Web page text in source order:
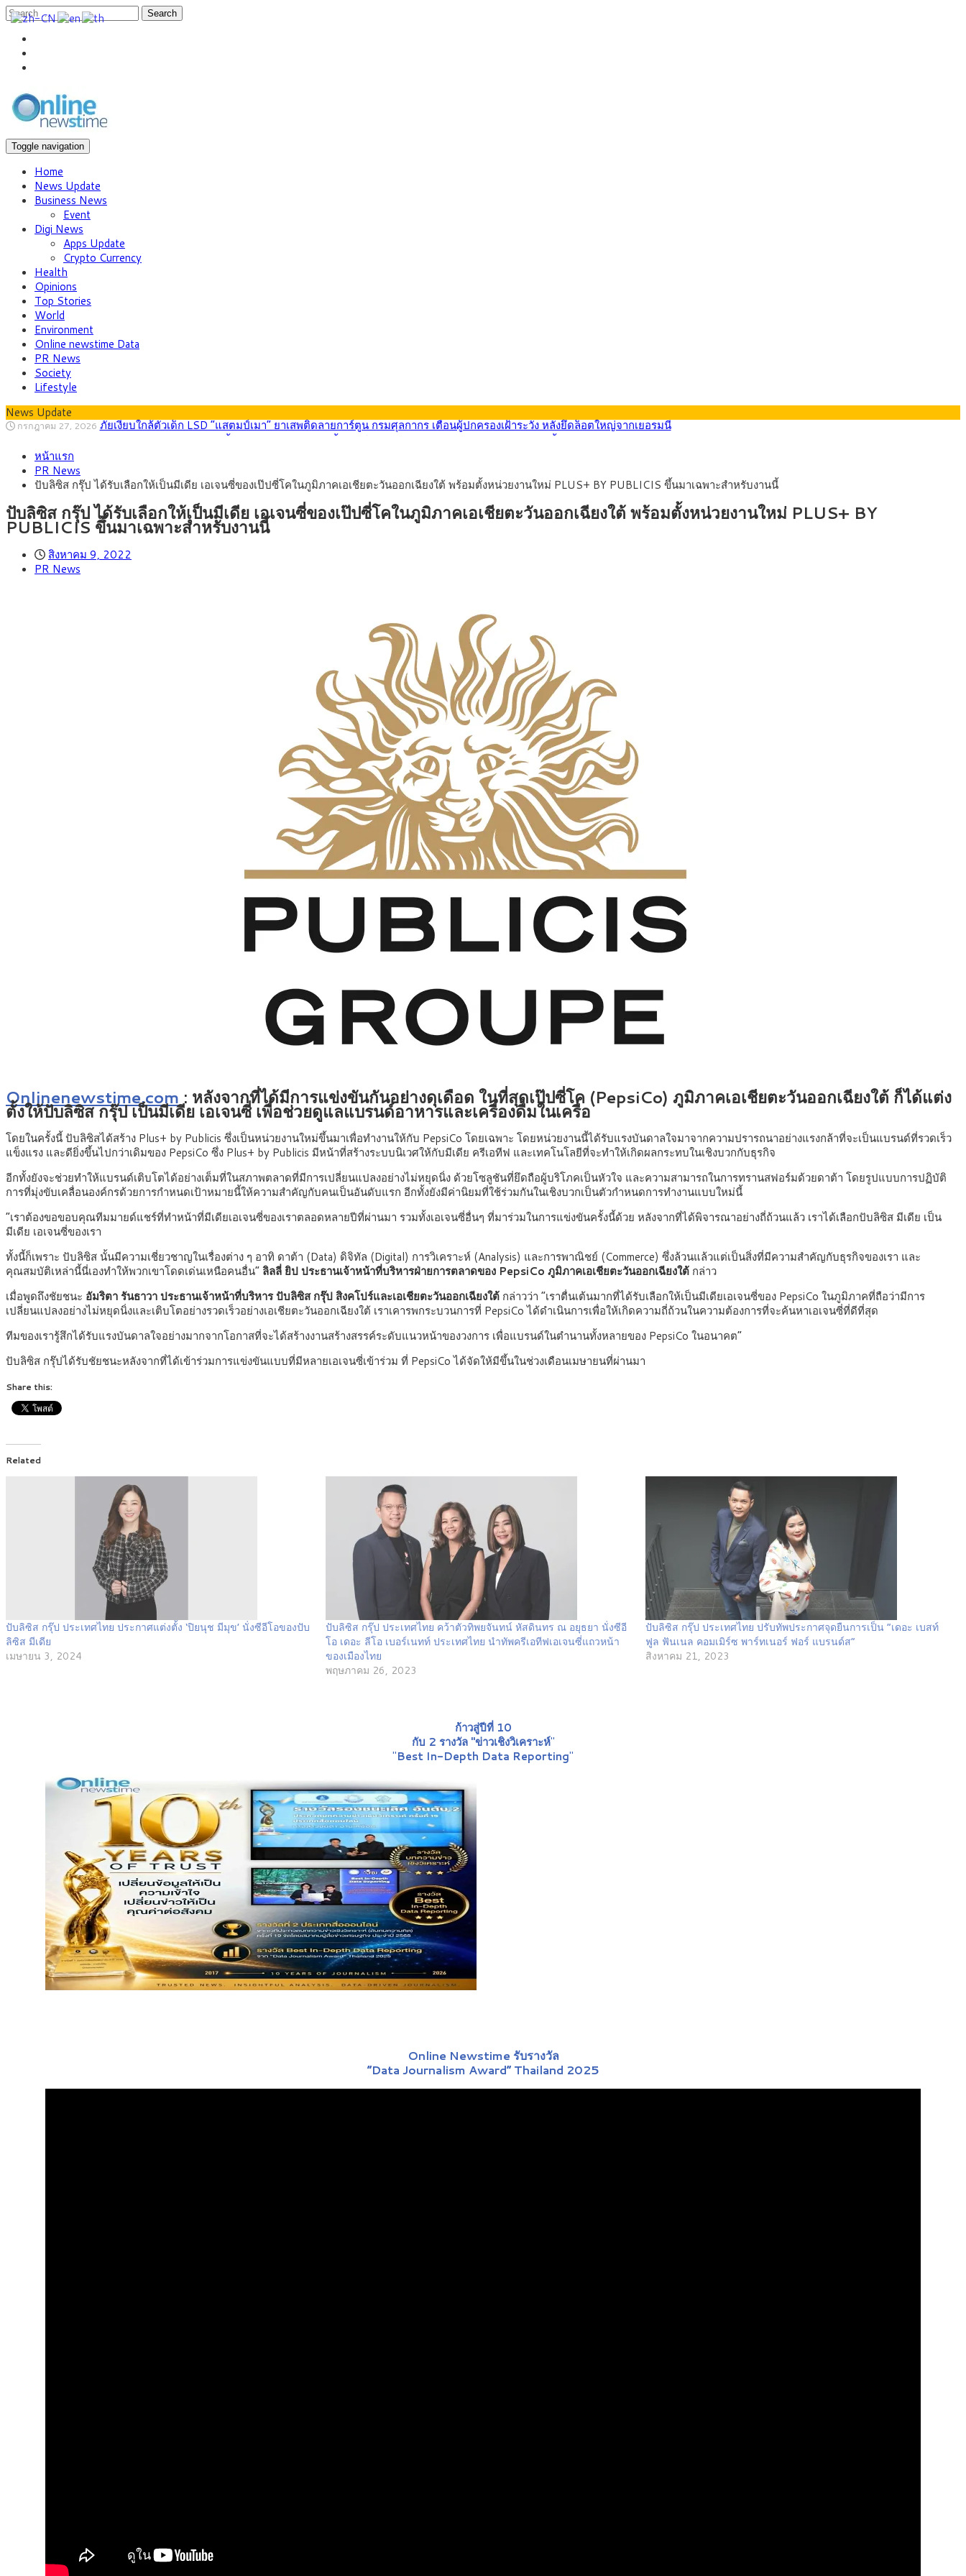
Search
Toggle navigation
Home
News Update
Business News
Event
Digi News
Apps Update
Crypto Currency
Health
Opinions
Top Stories
World
Environment
Online newstime Data
PR News
Society
Lifestyle
News Update
กรกฎาคม 27, 2026 กรุงศรี คาดเงินบาทสัปดาห์นี้ (27–31 ก.ค. 2569) ซื้อขายในกรอบ 33.40-34.00 มองเฟดคงดอกเบี้ย
สิงหาคม 4, 2026
สิงหาคม 3, 2026 กรุงศรี คาดเงินบาทสัปดาห์นี้ซื้อขายในกรอบ 33.00-33.60 ติดตามข้อมูลจ้างงานสหรัฐฯ
สิงหาคม 1, 2026 “เอกนิติ” เปิดเครื่องยนต์เศรษฐกิจใหม่ของไทย เดินหน้า 5 ยุทธศาสตร์ รื้อโครงสร้างเศรษฐกิจ ดันไทยโตเต็มศักยภาพ
กรกฎาคม 27, 2026 ภัยเงียบใกล้ตัวเด็ก LSD “แสตมป์เมา” ยาเสพติดลายการ์ตูน กรมศุลกากร เตือนผู้ปกครองเฝ้าระวัง หลังยึดล็อตใหญ่จากเยอรมนี
หน้าแรก
PR News
ปับลิซิส กรุ๊ป ได้รับเลือกให้เป็นมีเดีย เอเจนซี่ของเป๊ปซี่โคในภูมิภาคเอเชียตะวันออกเฉียงใต้ พร้อมตั้งหน่วยงานใหม่ PLUS+ BY PUBLICIS ขึ้นมาเฉพาะสำหรับงานนี้
ปับลิซิส กรุ๊ป ได้รับเลือกให้เป็นมีเดีย เอเจนซี่ของเป๊ปซี่โคในภูมิภาคเอเชียตะวันออกเฉียงใต้ พร้อมตั้งหน่วยงานใหม่ PLUS+ BY
PUBLICIS ขึ้นมาเฉพาะสำหรับงานนี้
สิงหาคม 9, 2022
PR News
Onlinenewstime.com : หลังจากที่ได้มีการแข่งขันกันอย่างดุเดือด ในที่สุดเป๊ปซี่โค (PepsiCo) ภูมิภาคเอเชียตะวันออกเฉียงใต้ ก็ได้แต่ง
ตั้งให้ปับลิซิส กรุ๊ป เป็นมีเดีย เอเจนซี่ เพื่อช่วยดูแลแบรนด์อาหารและเครื่องดื่มในเครือ
โดยในครั้งนี้ ปับลิซิสได้สร้าง Plus+ by Publicis ซึ่งเป็นหน่วยงานใหม่ขึ้นมาเพื่อทำงานให้กับ PepsiCo โดยเฉพาะ โดยหน่วยงานนี้ได้รับแรงบันดาลใจมาจากความปรารถนาอย่างแรงกล้าที่จะเป็นแบรนด์ที่รวดเร็ว
แข็งแรง และดียิ่งขึ้นไปกว่าเดิมของ PepsiCo ซึ่ง Plus+ by Publicis มีหน้าที่สร้างระบบนิเวศให้กับมีเดีย ครีเอทีฟ และเทคโนโลยีที่จะทำให้เกิดผลกระทบในเชิงบวกกับธุรกิจ
อีกทั้งยังจะช่วยทำให้แบรนด์เติบโตได้อย่างเต็มที่ในสภาพตลาดที่มีการเปลี่ยนแปลงอย่างไม่หยุดนิ่ง ด้วยโซลูชันที่ยึดถือผู้บริโภคเป็นหัวใจ และความสามารถในการทรานสฟอร์มด้วยดาต้า โดยรูปแบบการปฏิบัติ
การที่มุ่งขับเคลื่อนองค์กรด้วยการกำหนดเป้าหมายนี้ให้ความสำคัญกับคนเป็นอันดับแรก อีกทั้งยังมีค่านิยมที่ใช้ร่วมกันในเชิงบวกเป็นตัวกำหนดการทำงานแบบใหม่นี้
“เราต้องขอขอบคุณทีมมายด์แชร์ที่ทำหน้าที่มีเดียเอเจนซี่ของเราตลอดหลายปีที่ผ่านมา รวมทั้งเอเจนซี่อื่นๆ ที่มาร่วมในการแข่งขันครั้งนี้ด้วย หลังจากที่ได้พิจารณาอย่างถี่ถ้วนแล้ว เราได้เลือกปับลิซิส มีเดีย เป็น
มีเดีย เอเจนซี่ของเรา
ทั้งนี้ก็เพราะ ปับลิซิส นั้นมีความเชี่ยวชาญในเรื่องต่าง ๆ อาทิ ดาต้า (Data) ดิจิทัล (Digital) การวิเคราะห์ (Analysis) และการพาณิชย์ (Commerce) ซึ่งล้วนแล้วแต่เป็นสิ่งที่มีความสำคัญกับธุรกิจของเรา และ
คุณสมบัติเหล่านี้นี่เองทำให้พวกเขาโดดเด่นเหนือคนอื่น”ลิลลี่ ยิป ประธานเจ้าหน้าที่บริหารฝ่ายการตลาดของ PepsiCo ภูมิภาคเอเชียตะวันออกเฉียงใต้ กล่าว
เมื่อพูดถึงชัยชนะ อัมริตา รันธาวา ประธานเจ้าหน้าที่บริหาร ปับลิซิส กรุ๊ป สิงคโปร์และเอเชียตะวันออกเฉียงใต้ กล่าวว่า “เราตื่นเต้นมากที่ได้รับเลือกให้เป็นมีเดียเอเจนซี่ของ PepsiCo ในภูมิภาคที่ถือว่ามีการ
เปลี่ยนแปลงอย่างไม่หยุดนิ่งและเติบโตอย่างรวดเร็วอย่างเอเชียตะวันออกเฉียงใต้ เราเคารพกระบวนการที่ PepsiCo ได้ดำเนินการเพื่อให้เกิดความถี่ถ้วนในความต้องการที่จะค้นหาเอเจนซี่ที่ดีที่สุด
ทีมของเรารู้สึกได้รับแรงบันดาลใจอย่างมากจากโอกาสที่จะได้สร้างงานสร้างสรรค์ระดับแนวหน้าของวงการ เพื่อแบรนด์ในตำนานทั้งหลายของ PepsiCo ในอนาคต”
ปับลิซิส กรุ๊ปได้รับชัยชนะหลังจากที่ได้เข้าร่วมการแข่งขันแบบที่มีหลายเอเจนซี่เข้าร่วม ที่ PepsiCo ได้จัดให้มีขึ้นในช่วงเดือนเมษายนที่ผ่านมา
Share this:
Related
ปับลิซิส กรุ๊ป ประเทศไทย ประกาศแต่งตั้ง ‘ปิยนุช มีมุข’ นั่งซีอีโอของปับ
ลิซิส มีเดีย
เมษายน 3, 2024
ปับลิซิส กรุ๊ป ประเทศไทย คว้าตัวทิพยจันทน์ หัสดินทร ณ อยุธยา นั่งซีอี
โอ เดอะ ลีโอ เบอร์เนทท์ ประเทศไทย นำทัพครีเอทีฟเอเจนซี่แถวหน้า
ของเมืองไทย
พฤษภาคม 26, 2023
ปับลิซิส กรุ๊ป ประเทศไทย ปรับทัพประกาศจุดยืนการเป็น “เดอะ เบสท์
ฟูล ฟันเนล คอมเมิร์ซ พาร์ทเนอร์ ฟอร์ แบรนด์ส”
สิงหาคม 21, 2023
ก้าวสู่ปีที่ 10
กับ 2 รางวัล "ข่าวเชิงวิเคราะห์"
"Best In-Depth Data Reporting"
Online Newstime รับรางวัล
“Data Journalism Award” Thailand 2025